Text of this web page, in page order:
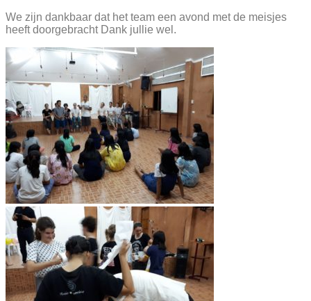
We zijn dankbaar dat het team een avond met de meisjes
heeft doorgebracht Dank jullie wel.